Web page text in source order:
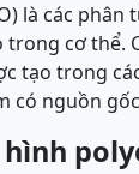
là các phân
trong cơ thể.
tạo trong
có nguồn